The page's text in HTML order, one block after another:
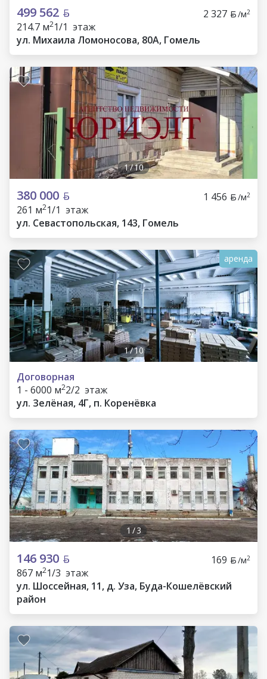
499 562 2 327 /м2
214.7 м21/1 этаж
ул. Михаила Ломоносова, 80А, Гомель
1/10
380 000 1 456 /м2
261 м21/1 этаж
ул. Севастопольская, 143, Гомель
1/10
аренда
Договорная
1 - 6000 м22/2 этаж
ул. Зелёная, 4Г, п. Коренёвка
1/3
146 930 169 /м2
867 м21/3 этаж
ул. Шоссейная, 11, д. Уза, Буда-Кошелёвский
район